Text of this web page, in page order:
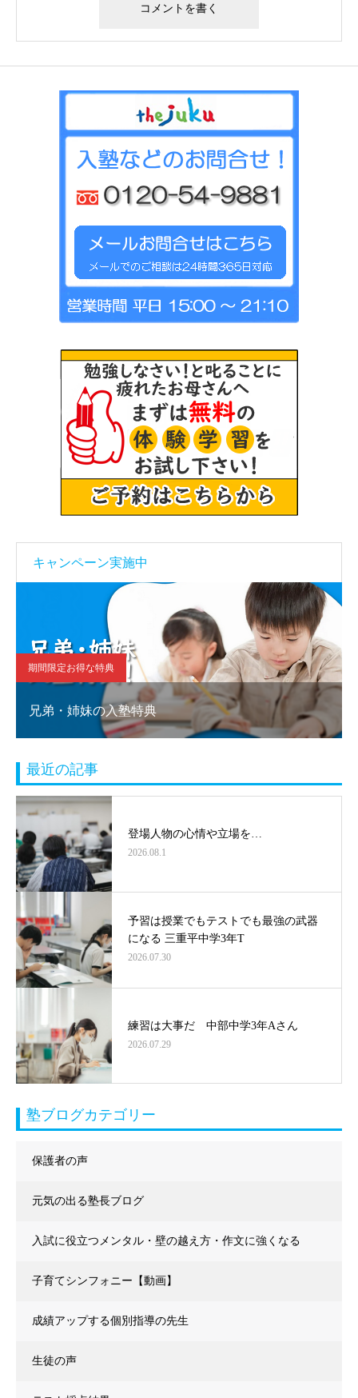
キャンペーン実施中
期間限定お得な特典
兄弟・姉妹の入塾特典
最近の記事
登場人物の心情や立場を…
2026.08.1
予習は授業でもテストでも最強の武器
になる 三重平中学3年T
2026.07.30
練習は大事だ 中部中学3年Aさん
2026.07.29
塾ブログカテゴリー
保護者の声
元気の出る塾長ブログ
入試に役立つメンタル・壁の越え方・作文に強くなる
子育てシンフォニー【動画】
成績アップする個別指導の先生
生徒の声